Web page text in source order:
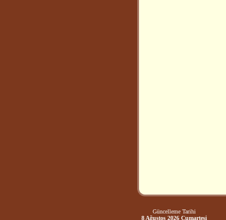
Güncelleme Tarihi
8 Ağustos 2026 Cumartesi